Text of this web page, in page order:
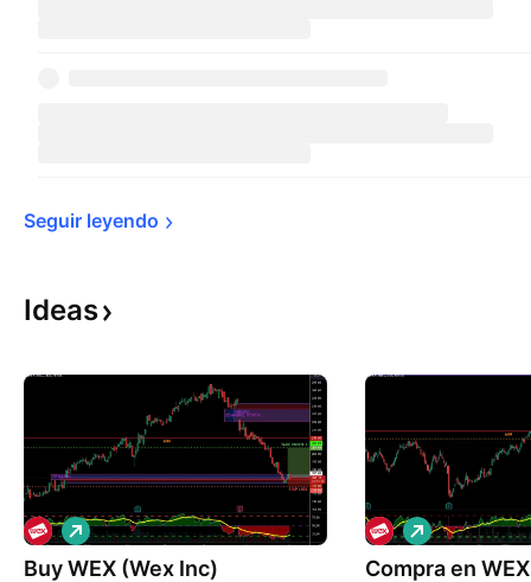
Seguir leyendo
Ideas
Buy WEX (Wex Inc)
L
a
r
Compra en
L
a
r